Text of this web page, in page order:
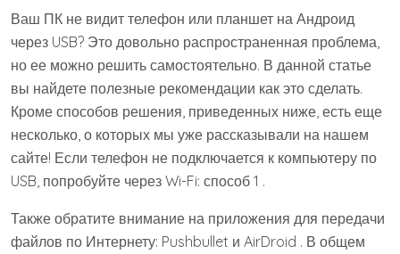
Ваш ПК не видит телефон или планшет на Андроид
через USB? Это довольно распространенная проблема,
но ее можно решить самостоятельно. В данной статье
вы найдете полезные рекомендации как это сделать.
Кроме способов решения, приведенных ниже, есть еще
несколько, о которых мы уже рассказывали на нашем
сайте! Если телефон не подключается к компьютеру по
USB, попробуйте через Wi-Fi: способ 1 .
Также обратите внимание на приложения для передачи
файлов по Интернету: Pushbullet и AirDroid . В общем